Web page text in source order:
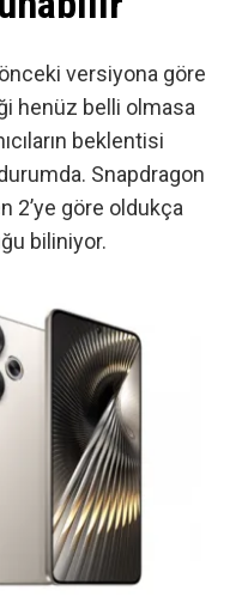
versiyona göre
henüz belli olmasa
beklentisi
Snapdragon
2’ye göre oldukça
biliniyor.